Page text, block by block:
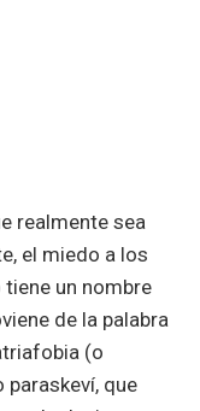
realmente sea
el miedo a los
un nombre
de la palabra
(o
paraskeví, que